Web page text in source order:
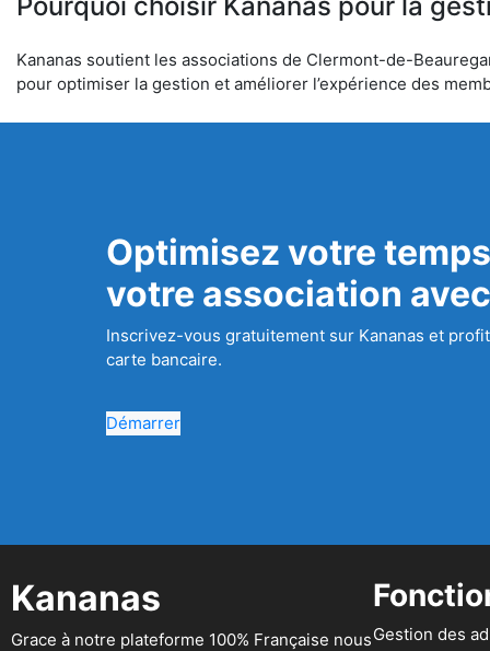
Kananas soutient les associations de Clermont-de-
pour optimiser la gestion et améliorer l’expérience des
Optimisez votre
votre association
Inscrivez-vous gratuitement sur Kananas et
carte bancaire.
Démarrer
Kananas
Grace à notre plateforme 100% Française nousGestion des